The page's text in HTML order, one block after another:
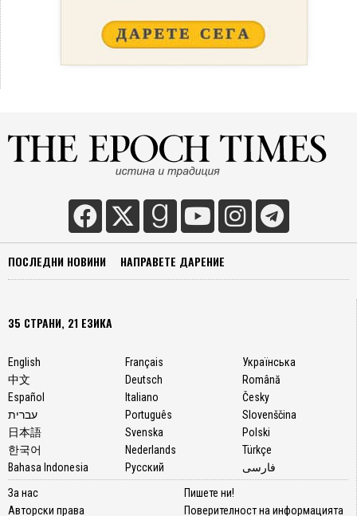
ПОСЛЕДНИ НОВИНИ НАПРАВЕТЕ ДАРЕНИЕ
35 СТРАНИ, 21 ЕЗИКА
English
中文
Español
עברית
日本語
한국어
Bahasa Indonesia
Français
Deutsch
Italiano
Português
Svenska
Nederlands
Русский
Українська
Română
Česky
Slovenščina
Polski
Türkçe
فارسی
За нас
Авторски права
Пишете ни!
Поверителност на информацията